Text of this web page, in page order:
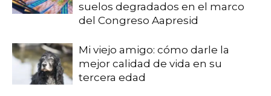
suelos degradados en el marco
del Congreso Aapresid
Mi viejo amigo: cómo darle la
mejor calidad de vida en su
tercera edad